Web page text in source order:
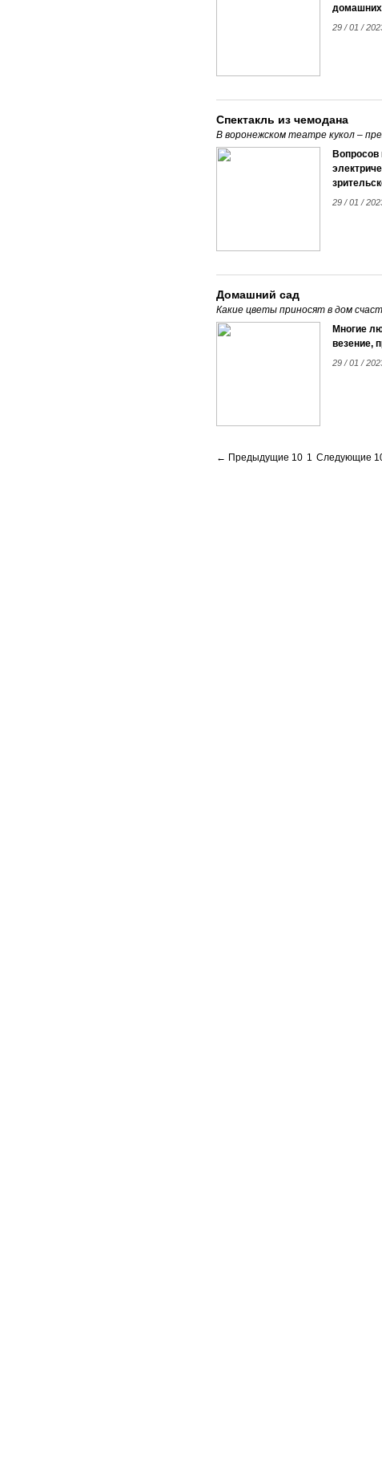
домашних
29 / 01 /
Спектакль из чемодана
В воронежском театре кукол –
Вопросов
29 / 01 /
Домашний сад
Какие цветы приносят в дом
Многие
везение,
29 / 01 /
← Предыдущие 10 1 Следующие